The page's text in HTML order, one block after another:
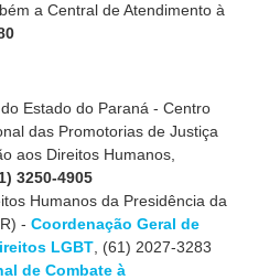
a Central de Atendimento à
Estado do Paraná - Centro
das Promotorias de Justiça
aos Direitos Humanos,
3250-4905
Humanos da Presidência da
- Coordenação Geral de
LGBT , (61) 2027-3283
de Combate à